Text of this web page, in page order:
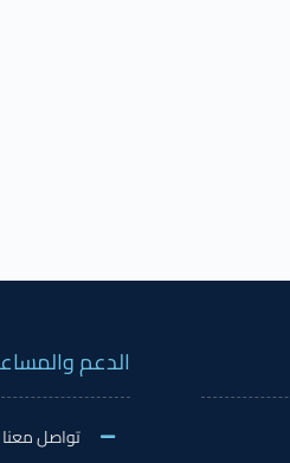
الدعم
تواصل معنا